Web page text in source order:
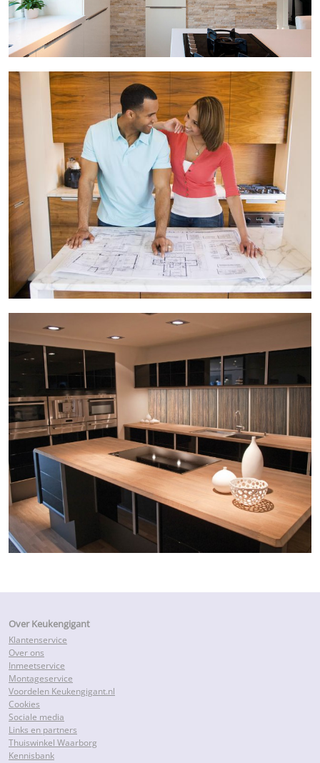
Over Keukengigant
Klantenservice
Over ons
Inmeetservice
Montageservice
Voordelen Keukengigant.nl
Cookies
Sociale media
Links en partners
Thuiswinkel Waarborg
Kennisbank